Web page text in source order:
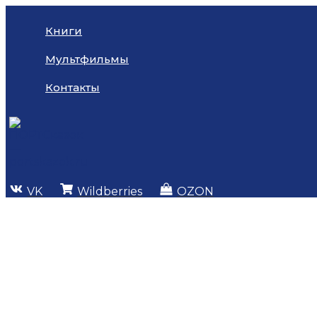
Перейти
содержимому
Книги
Мультфильмы
Контакты
VK Wildberries OZON
Введите
Name* Email*